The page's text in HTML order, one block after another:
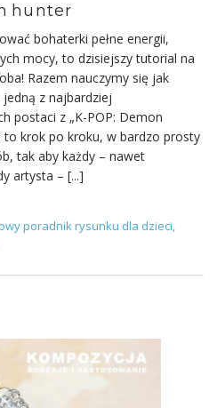
hunter
bohaterki pełne energii,
mocy, to dzisiejszy tutorial na
Razem nauczymy się jak
z najbardziej
postaci z „K-POP: Demon
to krok po kroku, w bardzo prosty
tak aby każdy – nawet
artysta – [...]
poradnik rysunku dla dzieci,